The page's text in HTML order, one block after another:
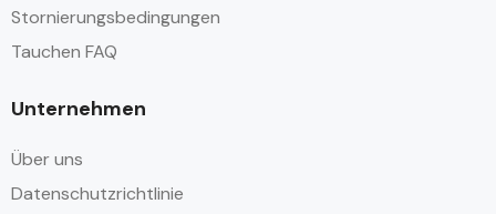
Stornierungsbedingungen
Tauchen FAQ
Unternehmen
Über uns
Datenschutzrichtlinie